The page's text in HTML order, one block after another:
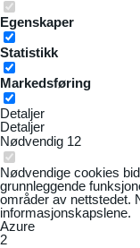
Egenskaper
Statistikk
Markedsføring
Detaljer
Detaljer
Nødvendig 12
Nødvendige cookies
grunnleggende
områder av nettstedet.
informasjonskapslene.
Azure
2